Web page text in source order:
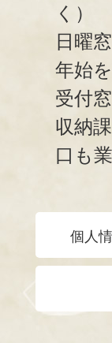
く）
日曜
年始
受付
収納
口も
個人